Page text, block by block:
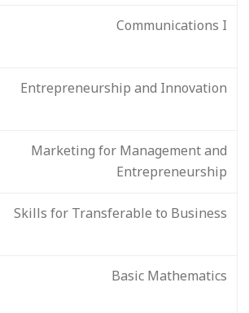
Communications I
Entrepreneurship and Innovation
Marketing for Management and
Entrepreneurship
Skills for Transferable to Business
Basic Mathematics